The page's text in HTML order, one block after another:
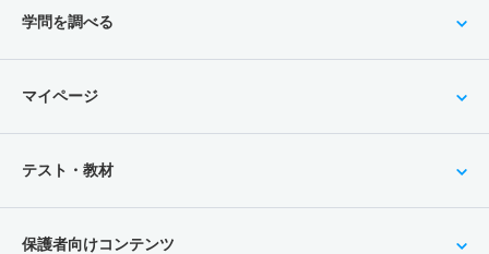
学問を調べる
マイページ
テスト・教材
保護者向けコンテンツ